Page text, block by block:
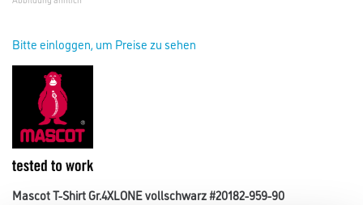
Bitte einloggen, um Preise zu sehen
Mascot T-Shirt Gr.4XLONE vollschwarz #20182-959-90